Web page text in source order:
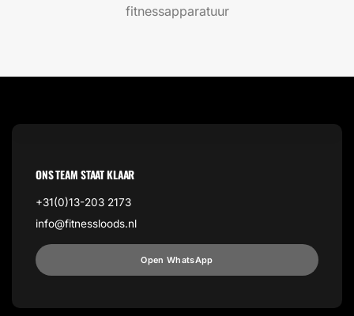
fitnessapparatuur
ONS TEAM STAAT KLAAR
+31(0)13-203 2173
info@fitnessloods.nl
Open WhatsApp